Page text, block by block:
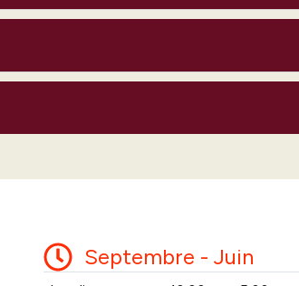
Septembre - Juin